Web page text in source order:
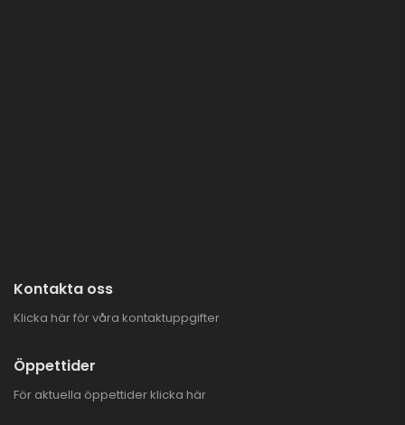
Kontakta oss
Klicka här för våra kontaktuppgifter
Öppettider
För aktuella öppettider klicka här